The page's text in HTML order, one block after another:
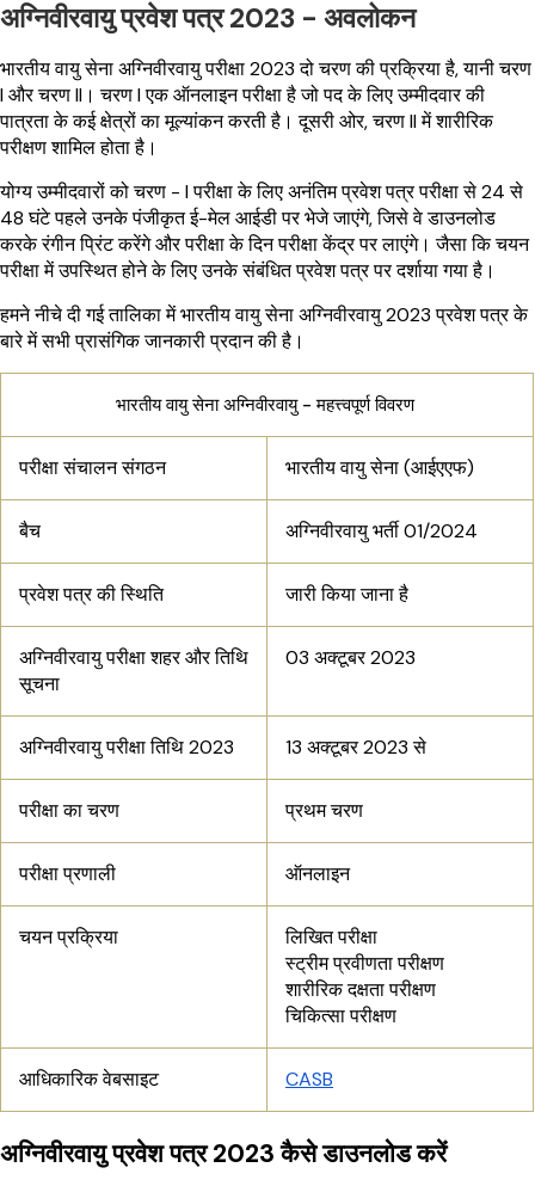
अग्निवीरवायु प्रवेश पत्र 2023 - अवलोकन
भारतीय वायु सेना अग्निवीरवायु परीक्षा 2023 दो चरण की प्रक्रिया है, यानी चरण
I और चरण II। चरण I एक ऑनलाइन परीक्षा है जो पद के लिए उम्मीदवार की
पात्रता के कई क्षेत्रों का मूल्यांकन करती है। दूसरी ओर, चरण II में शारीरिक
परीक्षण शामिल होता है।
योग्य उम्मीदवारों को चरण - I परीक्षा के लिए अनंतिम प्रवेश पत्र परीक्षा से 24 से
48 घंटे पहले उनके पंजीकृत ई-मेल आईडी पर भेजे जाएंगे, जिसे वे डाउनलोड
करके रंगीन प्रिंट करेंगे और परीक्षा के दिन परीक्षा केंद्र पर लाएंगे। जैसा कि चयन
परीक्षा में उपस्थित होने के लिए उनके संबंधित प्रवेश पत्र पर दर्शाया गया है।
हमने नीचे दी गई तालिका में भारतीय वायु सेना अग्निवीरवायु 2023 प्रवेश पत्र के
बारे में सभी प्रासंगिक जानकारी प्रदान की है।
भारतीय वायु सेना अग्निवीरवायु - महत्त्वपूर्ण विवरण
परीक्षा संचालन संगठन भारतीय वायु सेना (आईएएफ)
बैच अग्निवीरवायु भर्ती 01/2024
प्रवेश पत्र की स्थिति जारी किया जाना है
अग्निवीरवायु परीक्षा शहर और तिथि
सूचना
03 अक्टूबर 2023
अग्निवीरवायु परीक्षा तिथि 2023 13 अक्टूबर 2023 से
परीक्षा का चरण प्रथम चरण
परीक्षा प्रणाली ऑनलाइन
चयन प्रक्रिया
लिखित परीक्षा
स्ट्रीम प्रवीणता परीक्षण
शारीरिक दक्षता परीक्षण
चिकित्सा परीक्षण
आधिकारिक वेबसाइट CASB
अग्निवीरवायु प्रवेश पत्र 2023 कैसे डाउनलोड करें